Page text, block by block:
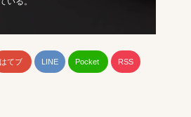
はてブ LINE Pocket RSS